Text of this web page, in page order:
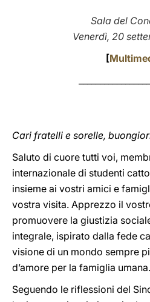
Sala del
Venerdì, 20
[
Cari fratelli e sorelle,
Saluto di cuore tutti voi,
internazionale di studenti
insieme ai vostri amici e
vostra visita. Apprezzo il
promuovere la giustizia
integrale, ispirato dalla fede
visione di un mondo sempre
d’amore per la famiglia umana.
Seguendo le riflessioni del